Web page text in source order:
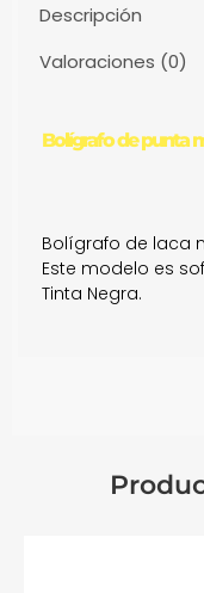
Descripción
Valoraciones (0)
Bolígrafo de punta
Bolígrafo de laca
Este modelo es
Tinta Negra.